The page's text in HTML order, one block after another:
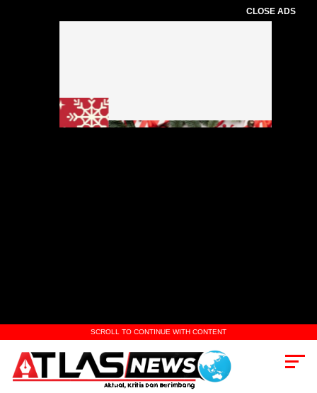
CLOSE ADS
SCROLL TO CONTINUE WITH CONTENT